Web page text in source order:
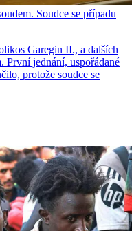
Soudce se případu
Garegin II., a dalších
První jednání, uspořádané
protože soudce se